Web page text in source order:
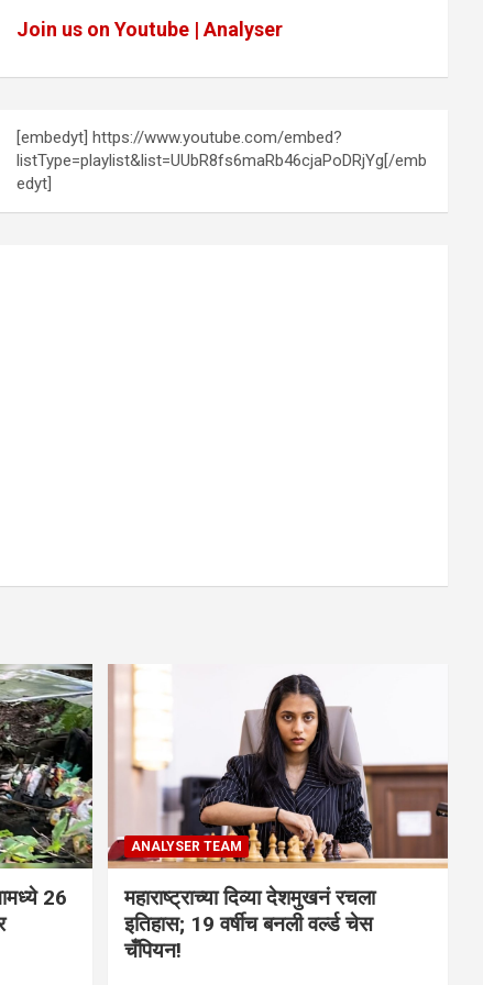
Join us on Youtube | Analyser
[embedyt] https://www.youtube.com/embed?
listType=playlist&list=UUbR8fs6maRb46cjaPoDRjYg[/emb
edyt]
26
ANALYSER TEAM
महाराष्ट्राच्या दिव्या देशमुखनं रचला
इतिहास; 19 वर्षीच बनली वर्ल्ड चेस
चँपियन!